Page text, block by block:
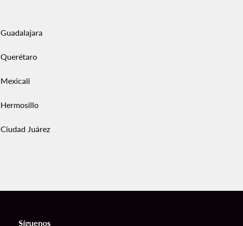
Guadalajara
Querétaro
Mexicali
Hermosillo
Ciudad Juárez
Síguenos